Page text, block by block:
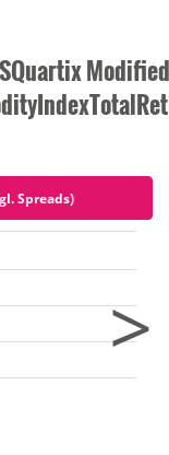
Modified
Spreads)
>